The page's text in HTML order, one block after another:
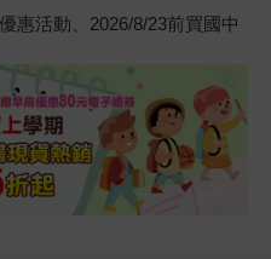
惠活動、2026/8/23前買國中